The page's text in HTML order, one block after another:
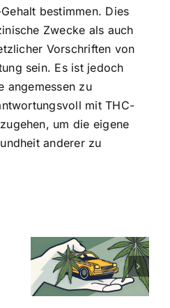
bestimmen. Dies
Zwecke als auch
Vorschriften von
sein. Es ist jedoch
angemessen zu
mit THC-
um die eigene
anderer zu
Cannabis
Samen
kaufen: Alles
was Sie